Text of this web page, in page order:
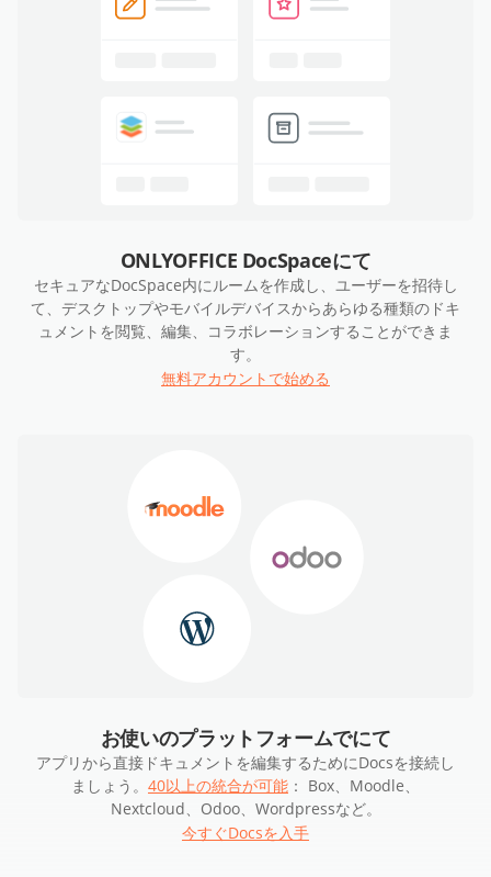
ONLYOFFICE DocSpaceにて
セキュアなDocSpace内にルームを作成し、ユーザーを招待し
て、デスクトップやモバイルデバイスからあらゆる種類のドキ
ュメントを閲覧、編集、コラボレーションすることができま
す。
無料アカウントで始める
お使いのプラットフォームでにて
アプリから直接ドキュメントを編集するためにDocsを接続し
ましょう。 40以上の統合が可能 ： Box、Moodle、
Nextcloud、Odoo、Wordpressなど。
今すぐDocsを入手